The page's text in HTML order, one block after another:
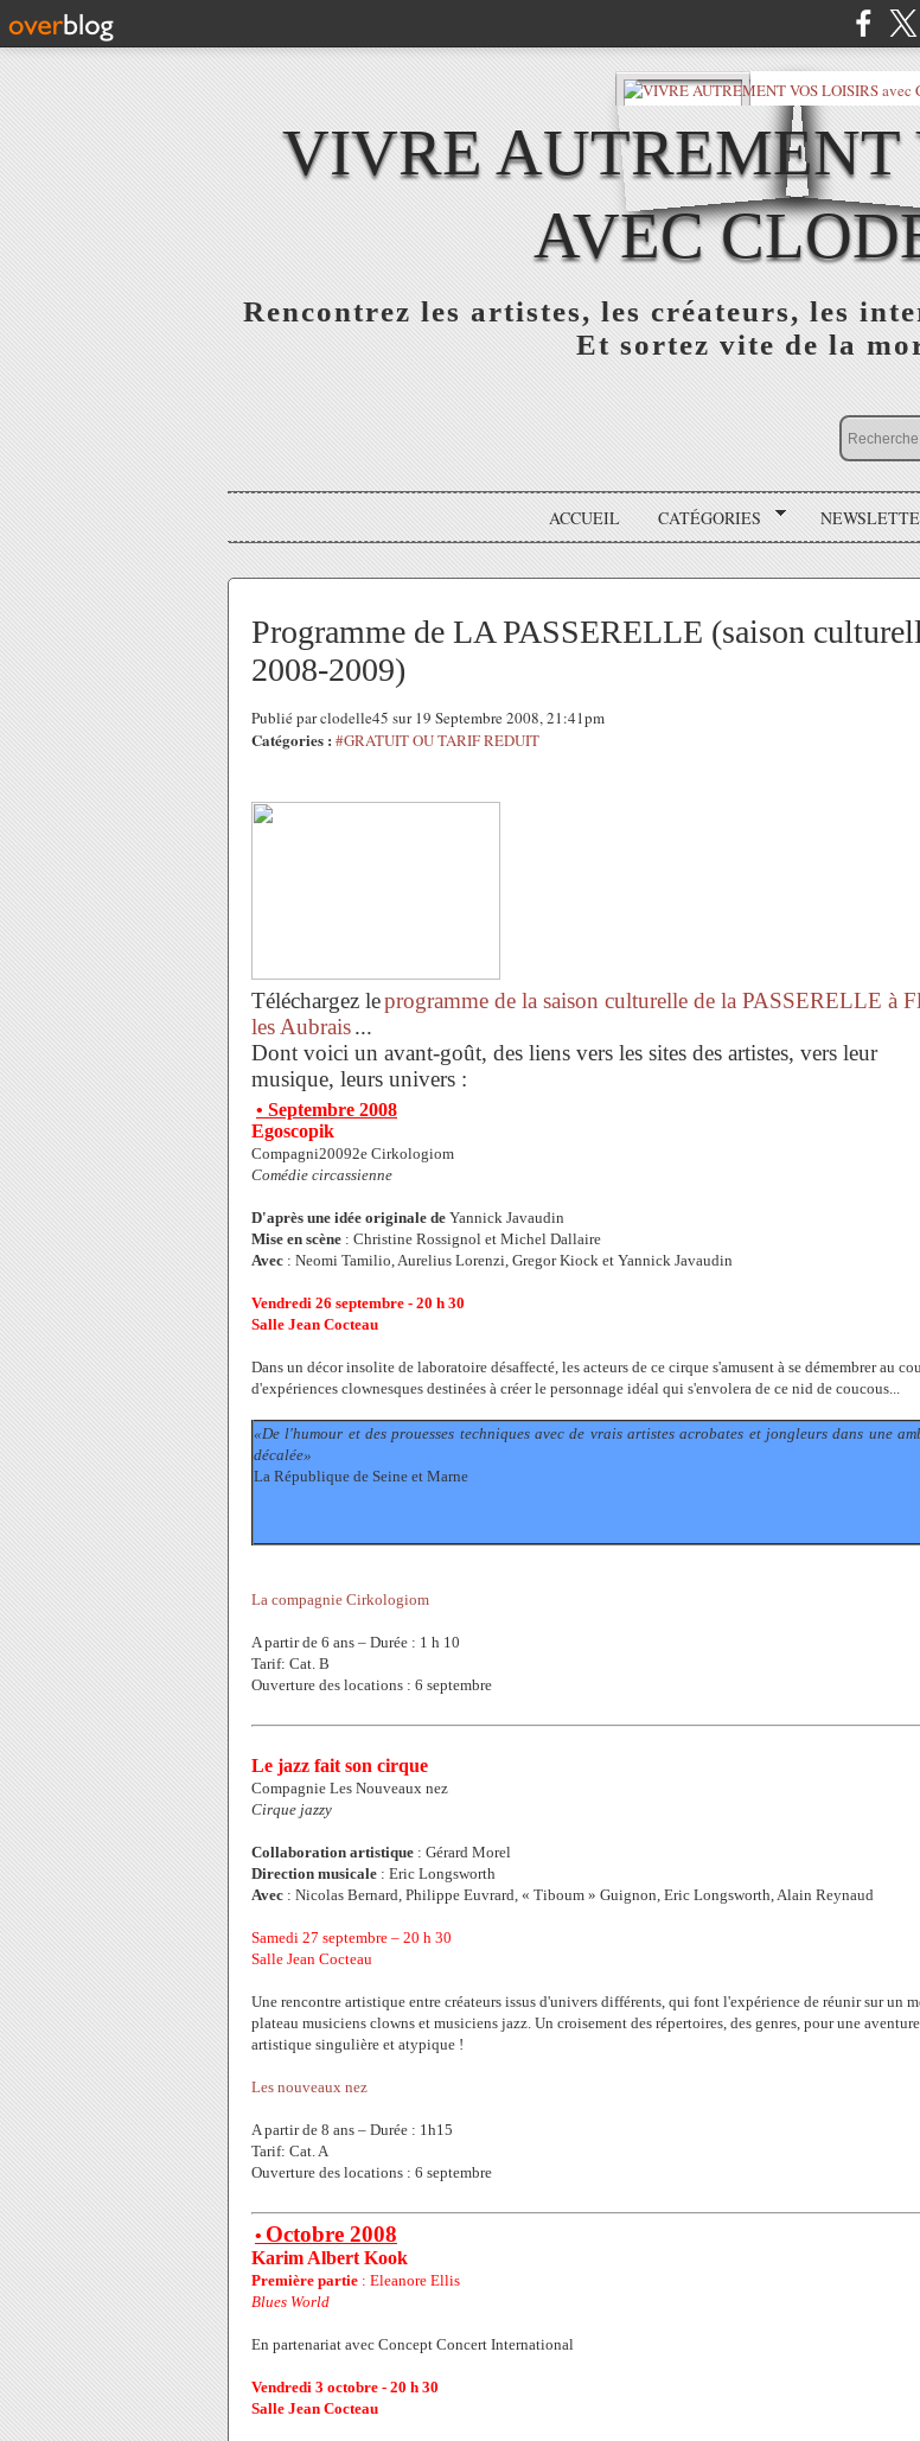
VIVRE AUTREMENT
AVEC
Rencontrez les artistes, les créateurs, les
Et sortez vite de la
ACCUEIL CATÉGORIES
Programme de LA PASSERELLE (saison
2008-2009)
Publié par clodelle45 sur 19 Septembre 2008, 21:41pm
Catégories : #GRATUIT OU TARIF REDUIT
Téléchargez leprogramme de la saison culturelle de la PASSERELLE à
les Aubrais...
Dont voici un avant-goût, des liens vers les sites des artistes, vers leur
musique, leurs univers :
• Septembre 2008
Egoscopik
Compagni20092e Cirkologiom
Comédie circassienne
D'après une idée originale de Yannick Javaudin
Mise en scène : Christine Rossignol et Michel Dallaire
Avec : Neomi Tamilio, Aurelius Lorenzi, Gregor Kiock et Yannick Javaudin
Vendredi 26 septembre - 20 h 30
Salle Jean Cocteau
Dans un décor insolite de laboratoire désaffecté, les acteurs de ce cirque s'amusent à se démembrer au
d'expériences clownesques destinées à créer le personnage idéal qui s'envolera de ce nid de coucous...
«De l'humour et des prouesses techniques avec de vrais artistes acrobates et jongleurs dans une
décalée»
La République de Seine et Marne
La compagnie Cirkologiom
A partir de 6 ans – Durée : 1 h 10
Tarif: Cat. B
Ouverture des locations : 6 septembre
Le jazz fait son cirque
Compagnie Les Nouveaux nez
Cirque jazzy
Collaboration artistique : Gérard Morel
Direction musicale : Eric Longsworth
Avec : Nicolas Bernard, Philippe Euvrard, « Tiboum » Guignon, Eric Longsworth, Alain Reynaud
Samedi 27 septembre – 20 h 30
Salle Jean Cocteau
Une rencontre artistique entre créateurs issus d'univers différents, qui font l'expérience de réunir sur un
plateau musiciens clowns et musiciens jazz. Un croisement des répertoires, des genres, pour une aventure
artistique singulière et atypique !
Les nouveaux nez
A partir de 8 ans – Durée : 1h15
Tarif: Cat. A
Ouverture des locations : 6 septembre
• Octobre 2008
Karim Albert Kook
Première partie : Eleanore Ellis
Blues World
En partenariat avec Concept Concert International
Vendredi 3 octobre - 20 h 30
Salle Jean Cocteau